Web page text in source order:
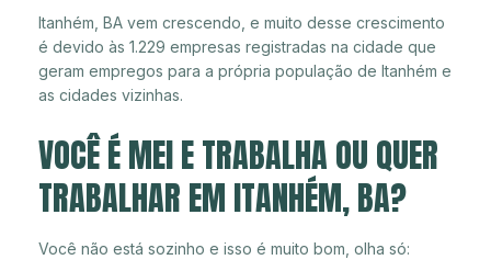
Itanhém, BA vem crescendo, e muito desse crescimento
é devido às 1.229 empresas registradas na cidade que
geram empregos para a própria população de Itanhém e
as cidades vizinhas.
VOCÊ É MEI E TRABALHA OU QUER
TRABALHAR EM ITANHÉM, BA?
Você não está sozinho e isso é muito bom, olha só: